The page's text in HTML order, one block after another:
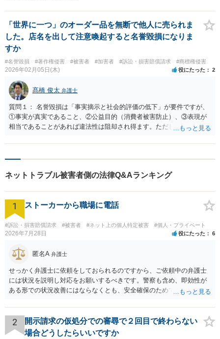
「世界に一つ」のオーダー品を無断で他人に売られま
した。店名を出して注意喚起すると名誉毀損になりま
すか
#名誉毀損 #著作権侵害 #被害者 #加害者 #訴訟・損害賠償請求 #商標権侵害
2026年02月05日(木) 役にたった 2
髙橋 俊太 弁護士
質問１： 名誉毀損は「事実摘示と社会的評価の低下」が要件ですが、
①事実が真実であること、②公益目的（消費者被害防止）、③表現が
相当であることがあれば違法性は阻却され得ます。ただし、「詐欺」
スクを高めます。安全策としては、「当時の説明内容」「再販を確認
にくいです。） 質問２： スクリーンショット公開は必要最小限にして
も注意が必要です。 質問３： 「世界に一つ」「オリジナル制作」を謳
いながら再販前提の説明がなければ、景表法の優良誤認や消費者契約
法の不利益事実不告知に該当し得ます。現実的な対応としては、是
正・差止・再発防止要求を先行し、SNSを用いる方針については最後
ネットトラブル被害者側の法律Q&Aランキング
1 ストーカーから職場に電話
#訴訟・損害賠償請求 #被害者 #ネット上の個人特定被害 #個人・プライベート
2026年7月28日 役にたった 6
匿名A 弁護士
せっかく弁護士に依頼をしておられるのですから、ご依頼中の弁護士
には状況を説明し対応をお願いするべきです。警察も含め、即効性が
ある形での状況改善にはならなくとも、安全確保のためできることは
2
開示請求の仮処分での審尋で２回目で終わらない
場合どうしたらいいですか